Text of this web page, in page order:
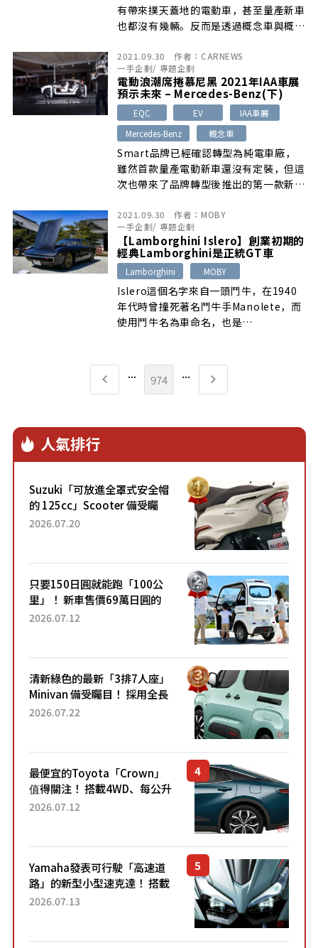
有帶來撲天蓋地的電動車，甚至量產新車
也都沒有幾輛。反而是透過概念車與概念
劃。
2021.09.30 作者： CARNEWS
一手企劃/ 專題企劃
電動浪潮席捲慕尼黑 2021年IAA車展
預示未來 – Mercedes-Benz(下)
EQC EV
IAA車展
Mercedes-Benz
概念車
Smart品牌已經確認轉型為純電車廠，
雖然首款量產電動新車還沒有定裝，但這
次也帶來了品牌轉型後推出的第一款新作
一輛小型跨界SUV
2021.09.30 作者： MOBY
一手企劃/ 專題企劃
【Lamborghini Islero】創業初期的
經典Lamborghini是正統GT車
Lamborghini MOBY
Islero這個名字來自一頭鬥牛，在1940
年代時曾撞死著名鬥牛手Manolete，而
使用鬥牛名為車命名，也是
Islero於1970年結束販售，成為僅生產
了225台的超稀有車款。
... 974 ...
人氣排行
Suzuki「可放進全罩式安全帽
的 125cc」Scooter 備受矚
目！採用全新流線設計與各項
2026.07.20
只要150日圓就能跑「100公
里」！ 新車售價69萬日圓的
「3人座」Trike大受歡迎！ 順
2026.07.12
清新綠色的最新「3排7人座」
Minivan 備受矚目！ 採用全長
4.7公尺剛剛好的車身尺寸與
2026.07.22
最便宜的Toyota「Crown」
值得關注！ 搭載4WD、每公升
22.4公里低油耗表現超亮眼！
2026.07.12
Yamaha發表可行駛「高速道
路」的新型小型速克達！ 搭載
能享受超強勁「渦輪感」的動
2026.07.13